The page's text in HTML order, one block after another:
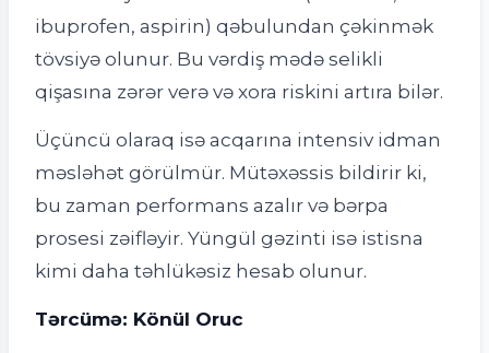
ibuprofen, aspirin) qəbulundan çəkinmək
tövsiyə olunur. Bu vərdiş mədə selikli
qişasına zərər verə və xora riskini artıra bilər.
Üçüncü olaraq isə acqarına intensiv idman
məsləhət görülmür. Mütəxəssis bildirir ki,
bu zaman performans azalır və bərpa
prosesi zəifləyir. Yüngül gəzinti isə istisna
kimi daha təhlükəsiz hesab olunur.
Tərcümə: Könül Oruc